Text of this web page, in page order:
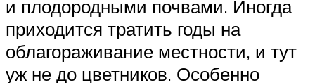
и плодородными почвами. Иногда
приходится тратить годы на
облагораживание местности, и тут
уж не до цветников. Особенно